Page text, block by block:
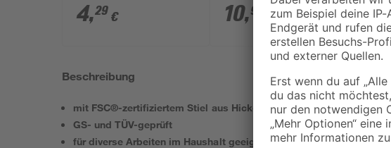
4,29 € 10,99 € 9,
Beschreibung
mit FSC®-zertifiziertem Stiel aus Hickory
GS- und TÜV-geprüft
für diverse Arbeiten im Haushalt geeignet